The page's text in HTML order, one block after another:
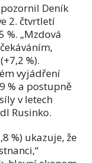
Deník
2. čtvrtletí
%. „Mzdová
%).
vyjádření
% a postupně
v letech
Rusinko.
%) ukazuje, že